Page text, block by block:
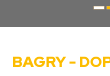
BAGRY -